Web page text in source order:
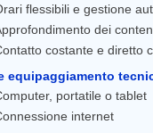
flessibili e gestione
dei
costante e diretto
equipaggiamento
portatile o tablet
internet